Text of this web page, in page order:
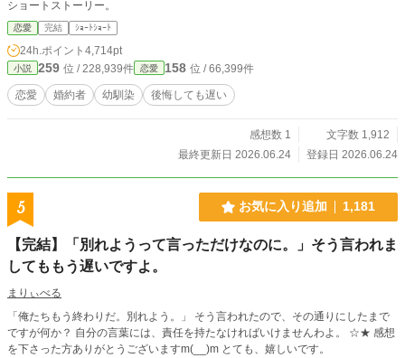
ショートストーリー。
恋愛 完結 ｼｮｰﾄｼｮｰﾄ
24h.ポイント 4,714pt
小説 259 位 / 228,939件 恋愛 158 位 / 66,399件
恋愛 婚約者 幼馴染 後悔しても遅い
感想数 1
文字数 1,912
最終更新日 2026.06.24
登録日 2026.06.24
5 お気に入り追加 1,181
【完結】「別れようって言っただけなのに。」そう言われま
してももう遅いですよ。
まりぃべる
「俺たちもう終わりだ。別れよう。」 そう言われたので、その通りにしたまで
ですが何か？ 自分の言葉には、責任を持たなければいけませんわよ。 ☆★ 感想
を下さった方ありがとうございますm(__)m とても、嬉しいです。